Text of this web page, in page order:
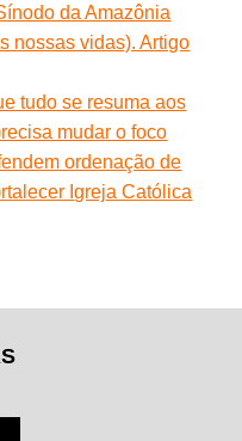
da Amazônia
nossas vidas). Artigo
tudo se resuma aos
mudar o foco
ordenação de
Igreja Católica